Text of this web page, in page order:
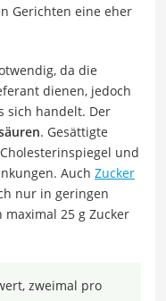
Gerichten eine eher
da die
dienen, jedoch
sich handelt. Der
. Gesättigte
und
Auch Zucker
nur in geringen
maximal 25 g Zucker
zweimal pro